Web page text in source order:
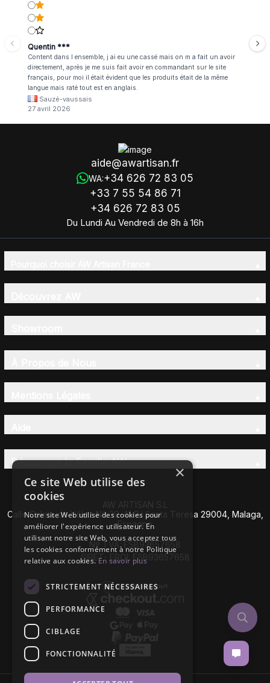
Quentin ***
Content dans l ensemble, j ai eu une cassé mais on m a fait un avoir
directement, après je me suis fait avoir en commandant sur le site
français, pour moi il était évident que les produits était de la même
langue mais raté tout est en anglais.
Sauzé-vaussais
27 avril 2026
aide@awartisan.fr
WA:+34 626 72 83 05
+33 7 55 54 86 71
+34 626 72 83 05
Du Lundi Au Vendredi de 8h à 16h
Découvrez la Famille AW
AW ARTISAN S.L
Calle Caleta de Vélez Nº 39-41 P.I Santa Teresa 29004, Malaga,
Espagne
Nº TVA: ESB93657658
SIRET- EROI: ESB93657658
×
Ce site Web utilise des
cookies
Notre site Web utilise des cookies pour
améliorer l'expérience utilisateur. En
utilisant notre site Web, vous acceptez tous
les cookies conformément à notre Politique
relative aux cookies.En savoir plus
STRICTEMENT NÉCESSAIRES
PERFORMANCE
CIBLAGE
FONCTIONNALITÉ